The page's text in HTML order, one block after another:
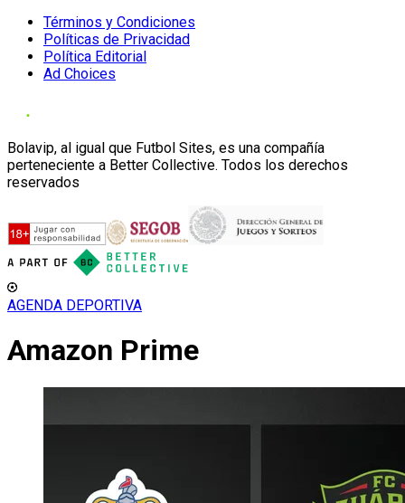
Términos y Condiciones
Políticas de Privacidad
Política Editorial
Ad Choices
Bolavip, al igual que Futbol Sites, es una compañía
perteneciente a Better Collective. Todos los derechos
reservados
AGENDA DEPORTIVA
Amazon Prime